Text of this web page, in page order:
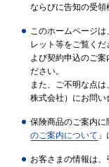
ならびに告知の受領
このホームページ
レット等をご覧く
よび契約申込のご
ださい。
また、ご不明な点
株式会社）にお問い
保険商品のご案内
のご案内について
お客さまの情報は